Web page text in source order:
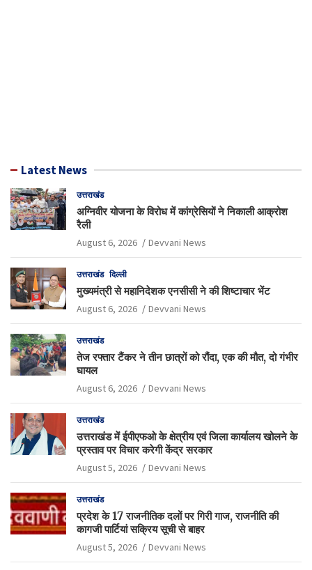
Latest News
उत्तराखंड
अग्निवीर योजना के विरोध में कांग्रेसियों ने निकाली आक्रोश
रैली
August 6, 2026 Devvani News
उत्तराखंड दिल्ली
मुख्यमंत्री से महानिदेशक एनसीसी ने की शिष्टाचार भेंट
August 6, 2026 Devvani News
उत्तराखंड
तेज रफ्तार टैंकर ने तीन छात्रों को रौंदा, एक की मौत, दो गंभीर
घायल
August 6, 2026 Devvani News
उत्तराखंड
उत्तराखंड में ईपीएफओ के क्षेत्रीय एवं जिला कार्यालय खोलने के
प्रस्ताव पर विचार करेगी केंद्र सरकार
August 5, 2026 Devvani News
उत्तराखंड
प्रदेश के 17 राजनीतिक दलों पर गिरी गाज, राजनीति की
कागजी पार्टियां सक्रिय सूची से बाहर
August 5, 2026 Devvani News